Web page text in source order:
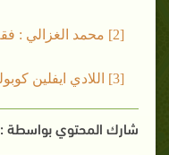
[2] محمد الغزالي : فقه السيرة، ص 260.
[3] اللادي ايفلين كوبولد: البحث عن الله ، ص 28
شارك المحتوي بواسطة :